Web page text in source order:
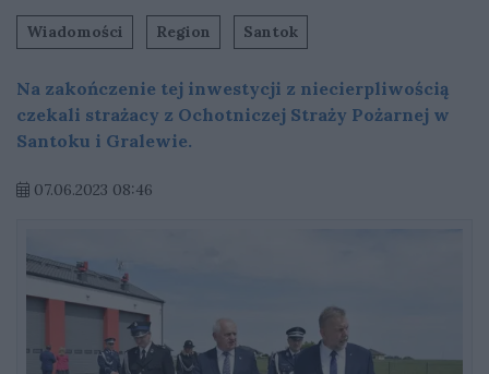
Wiadomości Region Santok
Na zakończenie tej inwestycji z niecierpliwością
czekali strażacy z Ochotniczej Straży Pożarnej w
Santoku i Gralewie.
07.06.2023 08:46